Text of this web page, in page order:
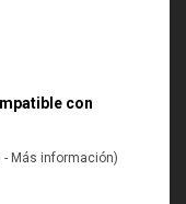
con
- Más información)